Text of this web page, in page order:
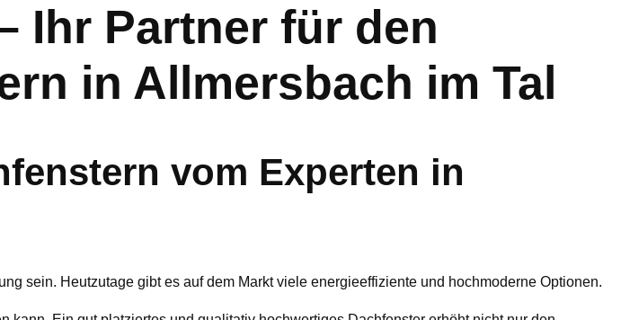
Ihr Partner für den
in Allmersbach im Tal
vom Experten in
sein. Heutzutage gibt es auf dem Markt viele energieeffiziente und hochmoderne Optionen.